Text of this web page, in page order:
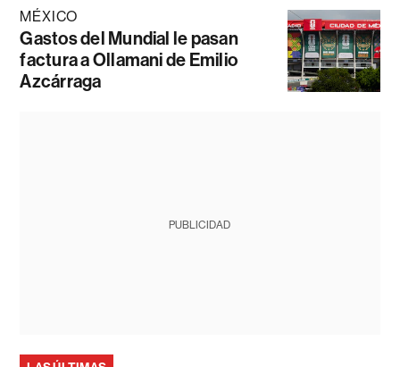
MÉXICO
Gastos del Mundial le pasan
factura a Ollamani de Emilio
Azcárraga
PUBLICIDAD